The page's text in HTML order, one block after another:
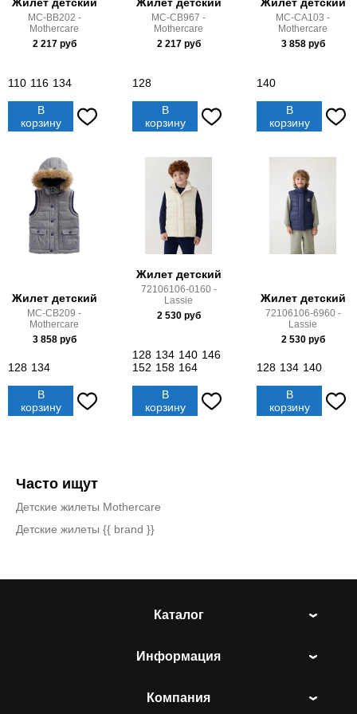
MC-BB202 -
Mothercare
2 217руб
110 116 134
В
корзину
MC-CB967 -
Mothercare
2 217руб
128
В
корзину
MC-CA103 -
Mothercare
3 858руб
140
В
корзину
Жилет детский
MC-CB209 -
Mothercare
3 858руб
128 134
В
корзину
Жилет детский
72106106-0160 -
Lassie
2 530руб
128 134 140 146
152 158 164
В
корзину
Жилет детский
72106106-6960 -
Lassie
2 530руб
128 134 140
В
корзину
Часто ищут
Детские жилеты Mothercare
Детские жилеты {{ brand }}
Каталог
Информация
Компания